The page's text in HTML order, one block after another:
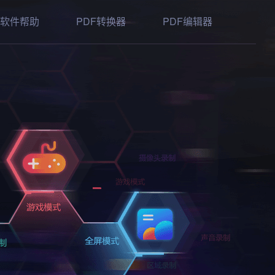
软件帮助 PDF转换器 PDF编辑器